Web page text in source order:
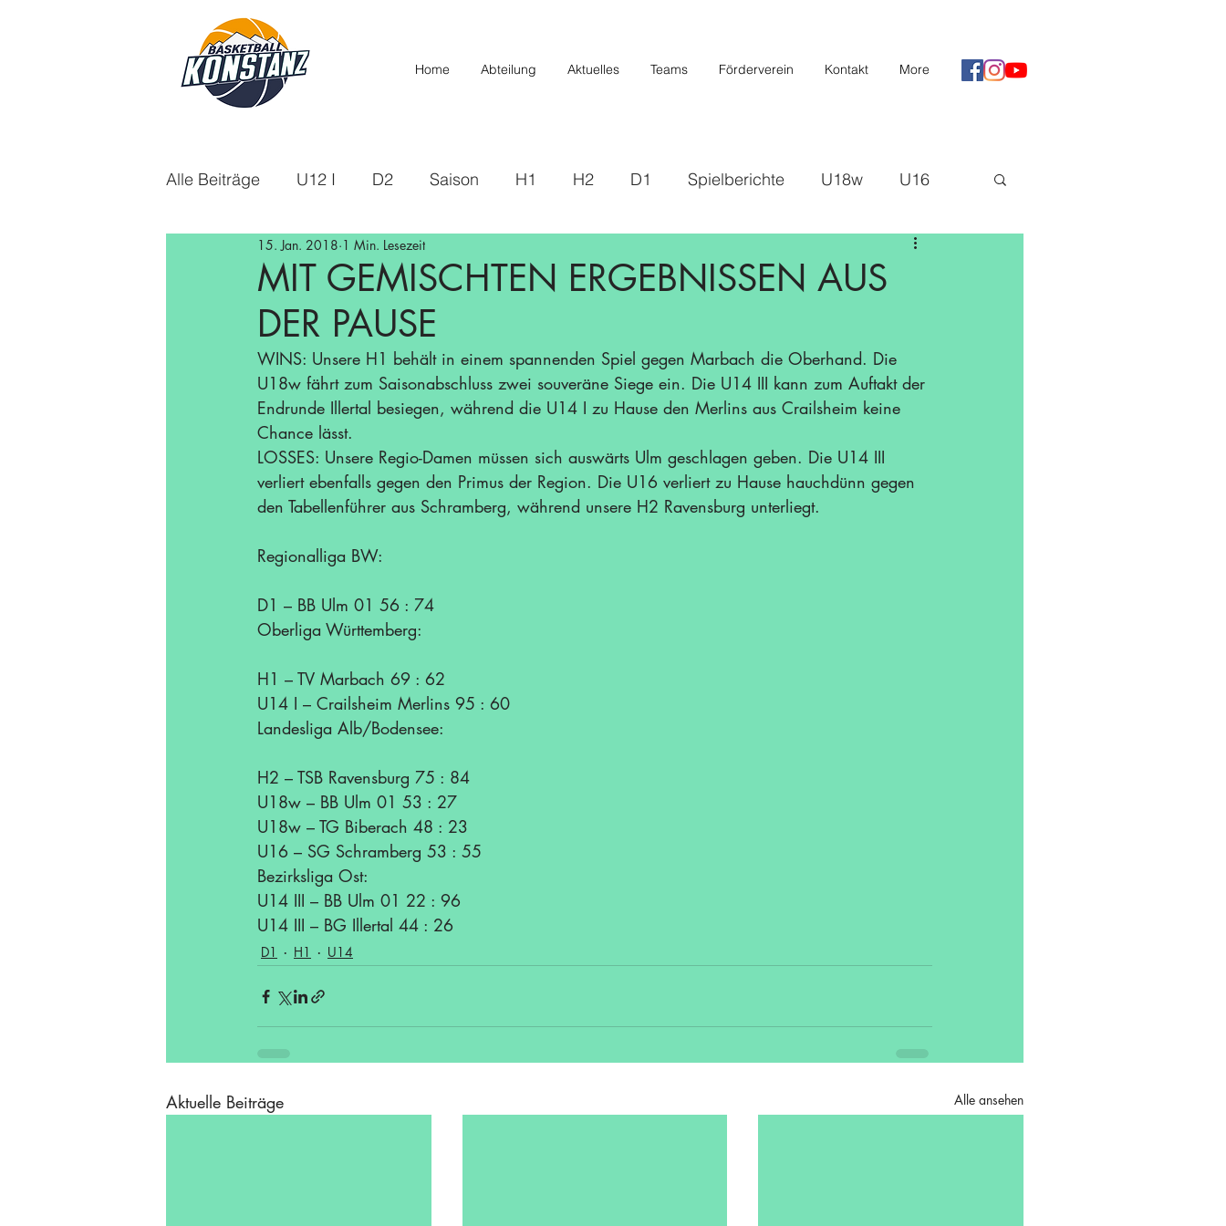
Home Abteilung Aktuelles Teams Förderverein Kontakt More
Alle Beiträge U12 I D2 Saison H1 H2 D1 Spielberichte U18w U16
U14 Aktuelles Saison 20/21
Saison 21/22 Saison 22/23
Saison 24/25 Saison 25/26
MIT GEMISCHTEN ERGEBNISSEN AUS
DER PAUSE
15. Jan. 2018 1 Min. Lesezeit
WINS: Unsere H1 behält in einem spannenden Spiel gegen Marbach die Oberhand. Die
U18w fährt zum Saisonabschluss zwei souveräne Siege ein. Die U14 III kann zum Auftakt der
Endrunde Illertal besiegen, während die U14 I zu Hause den Merlins aus Crailsheim keine
Chance lässt.
LOSSES: Unsere Regio-Damen müssen sich auswärts Ulm geschlagen geben. Die U14 III
verliert ebenfalls gegen den Primus der Region. Die U16 verliert zu Hause hauchdünn gegen
den Tabellenführer aus Schramberg, während unsere H2 Ravensburg unterliegt.
Regionalliga BW:
D1 – BB Ulm 01 56 : 74
Oberliga Württemberg:
H1 – TV Marbach 69 : 62
U14 I – Crailsheim Merlins 95 : 60
Landesliga Alb/Bodensee:
H2 – TSB Ravensburg 75 : 84
U18w – BB Ulm 01 53 : 27
U18w – TG Biberach 48 : 23
U16 – SG Schramberg 53 : 55
Bezirksliga Ost:
U14 III – BB Ulm 01 22 : 96
U14 III – BG Illertal 44 : 26
D1 H1 U14
Aktuelle Beiträge Alle ansehen